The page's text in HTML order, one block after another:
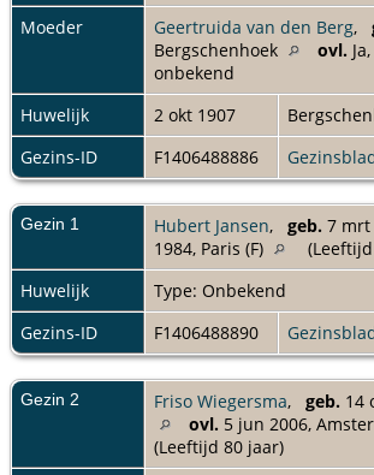
Moeder
Geertruida van den Berg,
Bergschenhoek
ovl.
onbekend
Huwelijk
2 okt 1907
Gezins-ID
F1406488886
Gezin 1 Hubert Jansen, geb. 7
1984, Paris (F)
Huwelijk
Type: Onbekend
Gezins-ID
F1406488890
Gezin 2 Friso Wiegersma, geb. 14
ovl. 5 jun 2006,
(Leeftijd 80 jaar)